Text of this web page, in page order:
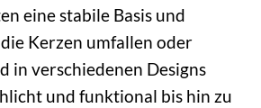
eine stabile Basis und
Kerzen umfallen oder
in verschiedenen Designs
und funktional bis hin zu